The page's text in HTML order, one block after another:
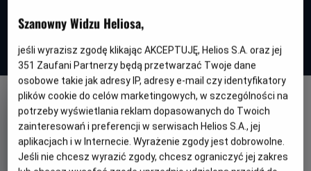
Skarb Mikołajka - seans z
Szanowny Widzu Heliosa,
jeśli wyrazisz zgodę klikając AKCEPTUJĘ, Helios S.A. oraz jej
351 Zaufani Partnerzy będą przetwarzać Twoje dane
osobowe takie jak adresy IP, adresy e-mail czy identyfikatory
plików cookie do celów marketingowych, w szczególności na
potrzeby wyświetlania reklam dopasowanych do Twoich
zainteresowań i preferencji w serwisach Helios S.A., jej
aplikacjach i w Internecie. Wyrażenie zgody jest dobrowolne.
Jeśli nie chcesz wyrazić zgody, chcesz ograniczyć jej zakres